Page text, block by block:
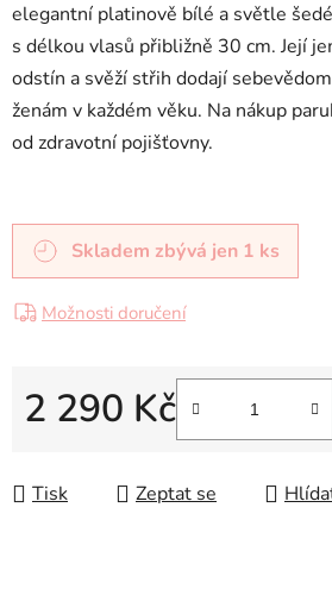
elegantní platinově bílé a světle
s délkou vlasů přibližně 30 cm. Její
odstín a svěží střih dodají
ženám v každém věku. Na nákup
od zdravotní pojišťovny.
Skladem zbývá jen 1 ks
Možnosti doručení
2 290 Kč
Tisk Zeptat se